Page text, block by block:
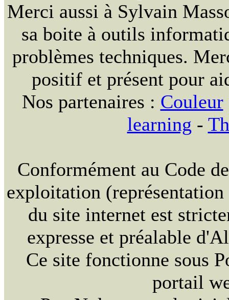
Merci aussi à Sylvain
sa boite à outils
problèmes techniques.
positif et présent pour
Nos partenaires : Couleur
learning -
Conformément au Code
exploitation
du site internet est
expresse et préalable
Ce site fonctionne sous
portail